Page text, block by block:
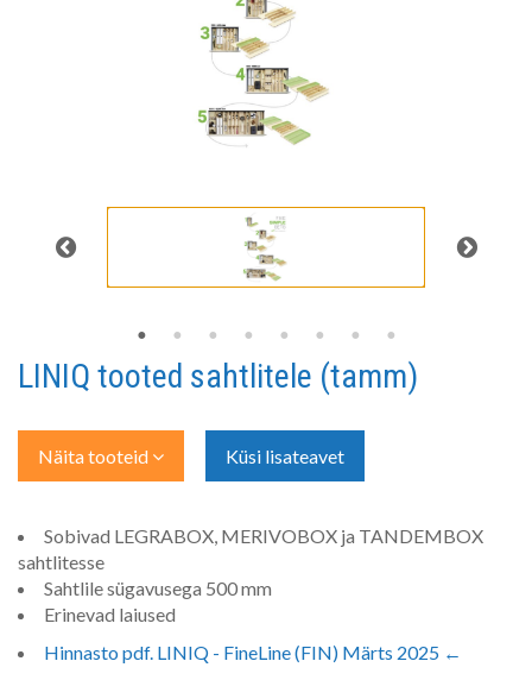
LINIQ tooted sahtlitele (tamm)
Näita tooteid Küsi lisateavet
Sobivad LEGRABOX, MERIVOBOX ja TANDEMBOX
sahtlitesse
Sahtlile sügavusega 500 mm
Erinevad laiused
Hinnasto pdf. LINIQ - FineLine (FIN) Märts 2025 ←